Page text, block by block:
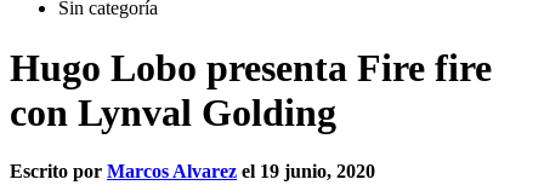
Sin categoría
Hugo Lobo presenta Fire fire
con Lynval Golding
Escrito por Marcos Alvarez el 19 junio, 2020